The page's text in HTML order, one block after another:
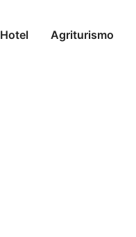
Hotel Agriturismo